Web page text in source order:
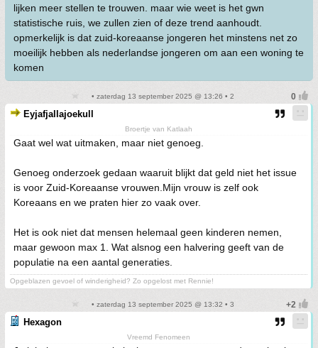
lijken meer stellen te trouwen. maar wie weet is het gwn
statistische ruis, we zullen zien of deze trend aanhoudt.
opmerkelijk is dat zuid-koreaanse jongeren het minstens net zo
moeilijk hebben als nederlandse jongeren om aan een woning te
komen
• zaterdag 13 september 2025 @ 13:26 • 2
Eyjafjallajoekull
Broertje van Katlaah
Gaat wel wat uitmaken, maar niet genoeg.
Genoeg onderzoek gedaan waaruit blijkt dat geld niet het issue
is voor Zuid-Koreaanse vrouwen.Mijn vrouw is zelf ook
Koreaans en we praten hier zo vaak over.
Het is ook niet dat mensen helemaal geen kinderen nemen,
maar gewoon max 1. Wat alsnog een halvering geeft van de
populatie na een aantal generaties.
Opgeblazen gevoel of winderigheid? Zo opgelost met Rennie!
• zaterdag 13 september 2025 @ 13:32 • 3
Hexagon
Vreemd Fenomeen